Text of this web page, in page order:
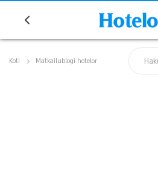
Koti Matkailublogi hotelor